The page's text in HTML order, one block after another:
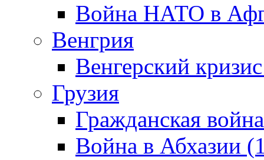
Война НАТО в
Венгрия
Венгерский
Грузия
Гражданская
Война в Абхазии